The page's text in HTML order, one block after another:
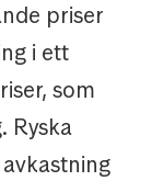
priser
i ett
som
Ryska